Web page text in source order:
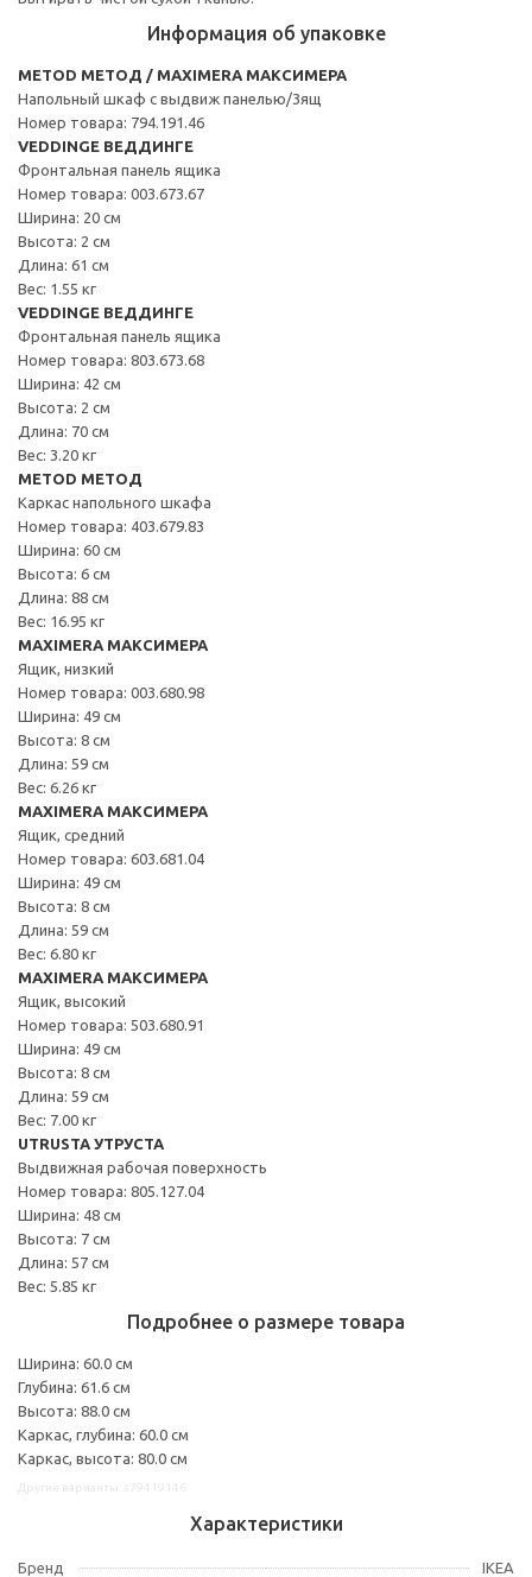
Информация об упаковке
METOD МЕТОД / MAXIMERA МАКСИМЕРА
Напольный шкаф с выдвиж панелью/3ящ
Номер товара: 794.191.46
VEDDINGE ВЕДДИНГЕ
Фронтальная панель ящика
Номер товара: 003.673.67
Ширина: 20 см
Высота: 2 см
Длина: 61 см
Вес: 1.55 кг
VEDDINGE ВЕДДИНГЕ
Фронтальная панель ящика
Номер товара: 803.673.68
Ширина: 42 см
Высота: 2 см
Длина: 70 см
Вес: 3.20 кг
METOD МЕТОД
Каркас напольного шкафа
Номер товара: 403.679.83
Ширина: 60 см
Высота: 6 см
Длина: 88 см
Вес: 16.95 кг
MAXIMERA МАКСИМЕРА
Ящик, низкий
Номер товара: 003.680.98
Ширина: 49 см
Высота: 8 см
Длина: 59 см
Вес: 6.26 кг
MAXIMERA МАКСИМЕРА
Ящик, средний
Номер товара: 603.681.04
Ширина: 49 см
Высота: 8 см
Длина: 59 см
Вес: 6.80 кг
MAXIMERA МАКСИМЕРА
Ящик, высокий
Номер товара: 503.680.91
Ширина: 49 см
Высота: 8 см
Длина: 59 см
Вес: 7.00 кг
UTRUSTA УТРУСТА
Выдвижная рабочая поверхность
Номер товара: 805.127.04
Ширина: 48 см
Высота: 7 см
Длина: 57 см
Вес: 5.85 кг
Подробнее о размере товара
Ширина: 60.0 см
Глубина: 61.6 см
Высота: 88.0 см
Каркас, глубина: 60.0 см
Каркас, высота: 80.0 см
Характеристики
Бренд IKEA